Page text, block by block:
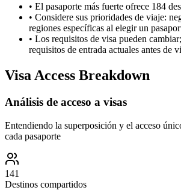
• El pasaporte más fuerte ofrece 184
• Considere sus prioridades de viaje:
regiones específicas al elegir un
• Los requisitos de visa pueden
requisitos de entrada actuales antes de
Visa Access Breakdown
Análisis de acceso a visas
Entendiendo la superposición y el acceso
cada pasaporte
141
Destinos compartidos